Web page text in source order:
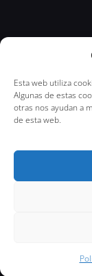
Esta web utiliza
Algunas de estas
otras nos ayudan a
de esta web.
© 2024